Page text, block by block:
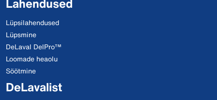
Lüpsilahendused
Lüpsmine
DeLaval DelPro™
Loomade heaolu
Söötmine
DeLavalist